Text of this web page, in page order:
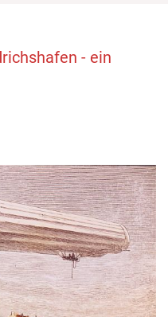
- ein